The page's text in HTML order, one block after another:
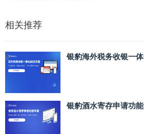
相关推荐
银豹海外税务收银一
银豹酒水寄存申请功能